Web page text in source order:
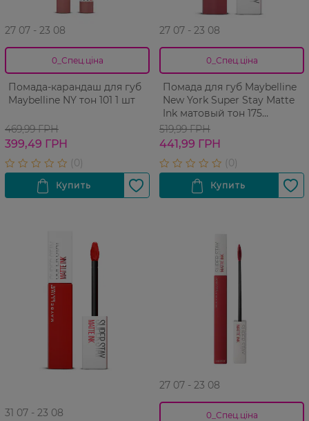
27 07 - 23 08
0_Спец.ціна
Помада-карандаш для губ
Maybelline NY тон 101 1 шт
469,99 ГРН
399,49 ГРН
27 07 - 23 08
0_Спец.ціна
Помада для губ Maybelline
New York Super Stay Matte
Ink матовый тон 175
Ringleader 5 мл
519,99 ГРН
441,99 ГРН
31 07 - 23 08
27 07 - 23 08
0_Спец.ціна